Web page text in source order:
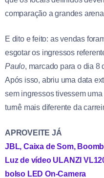
comparação a grandes
E dito e feito: as vendas
esgotar os ingressos
Paulo, marcado para o dia 8
Após isso, abriu uma data
sem ingressos tivessem
turnê mais diferente da
APROVEITE JÁ
JBL, Caixa de Som,
Luz de vídeo ULANZI
bolso LED On-Camera